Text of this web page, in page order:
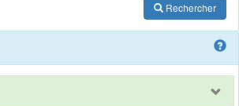
Rechercher